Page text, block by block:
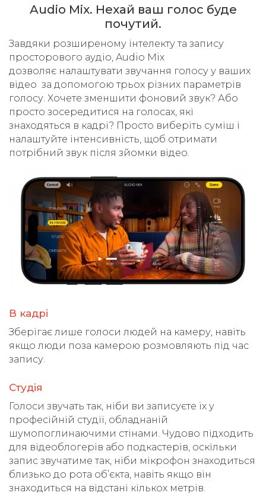
Audio Mix. Нехай ваш голос буде
почутий.
Завдяки розширеному інтелекту та запису
просторового аудіо, Audio Mix
дозволяє налаштувати звучання голосу у ваших
відео за допомогою трьох різних параметрів
голосу. Хочете зменшити фоновий звук? Або
просто зосередитися на голосах, які
знаходяться в кадрі? Просто виберіть суміш і
налаштуйте інтенсивність, щоб отримати
потрібний звук після зйомки відео.
В кадрі
Зберігає лише голоси людей на камеру, навіть
якщо люди поза камерою розмовляють під час
запису.
Студія
Голоси звучать так, ніби ви записуєте їх у
професійній студії, обладнаній
шумопоглинаючими стінами. Чудово підходить
для відеоблогерів або подкастерів, оскільки
запис звучатиме так, ніби мікрофон знаходиться
близько до рота об’єкта, навіть якщо він
знаходиться на відстані кількох метрів.